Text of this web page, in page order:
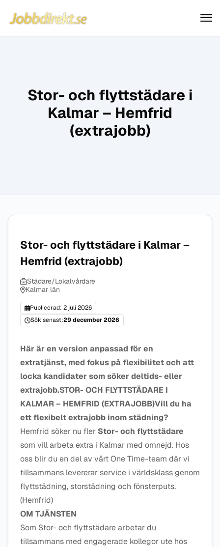
Hoppa till innehåll
Jobbdirekt
Stor- och flyttstädare i
Kalmar – Hemfrid
(extrajobb)
Stor- och flyttstädare i Kalmar –
Hemfrid (extrajobb)
Städare/Lokalvårdare
Kalmar län
Publicerad: 2 juli 2026
Sök senast:29 december 2026
Här är en version anpassad för en
extratjänst, med fokus på flexibilitet och att
locka kandidater som söker deltids- eller
extrajobb.STOR- OCH FLYTTSTÄDARE I
KALMAR – HEMFRID (EXTRAJOBB)Vill du ha
ett flexibelt extrajobb inom städning?
Hemfrid söker nu fler Stor- och flyttstädare
som vill arbeta extra i Kalmar med omnejd. Hos
oss blir du en del av vårt One Time-team där vi
tillsammans levererar service i världsklass genom
flyttstädning, storstädning och fönsterputs.
(Hemfrid)
OM TJÄNSTEN
Som Stor- och flyttstädare arbetar du
tillsammans med engagerade kollegor ute hos